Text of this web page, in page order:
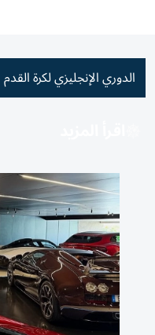
الدوري الإنجليزي لكرة القدم